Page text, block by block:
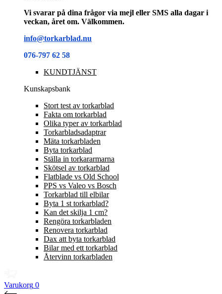
Vi svarar på dina frågor via mejl eller SMS alla dagar i
veckan, året om. Välkommen.
info@torkarblad.nu
076-797 62 58
KUNDTJÄNST
Kunskapsbank
Stort test av torkarblad
Fakta om torkarblad
Olika typer av torkarblad
Torkarbladsadaptrar
Mäta torkarbladen
Byta torkarblad
Ställa in torkararmarna
Skötsel av torkarblad
Flatblade vs Old School
PPS vs Valeo vs Bosch
Torkarblad till elbilar
Byta 1 st torkarblad?
Kan det skilja 1 cm?
Rengöra torkarbladen
Renovera torkarblad
Dax att byta torkarblad
Bilar med ett torkarblad
Återvinn torkarbladen
Varukorg 0